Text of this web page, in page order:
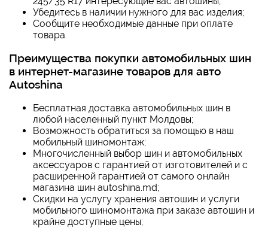
Убедитесь в наличии нужного для вас изделия;
Сообщите необходимые данные при оплате
товара.
Преимущества покупки автомобильных шин
в интернет-магазине товаров для авто
Autoshina
Бесплатная доставка автомобильных шин в
любой населенный пункт Молдовы;
Возможность обратиться за помощью в наш
мобильный шиномонтаж;
Многочисленный выбор шин и автомобильных
аксессуаров с гарантией от изготовителей и с
расширенной гарантией от самого онлайн
магазина шин autoshina.md;
Скидки на услугу хранения автошин и услуги
мобильного шиномонтажа при заказе автошин и
крайне доступные цены;